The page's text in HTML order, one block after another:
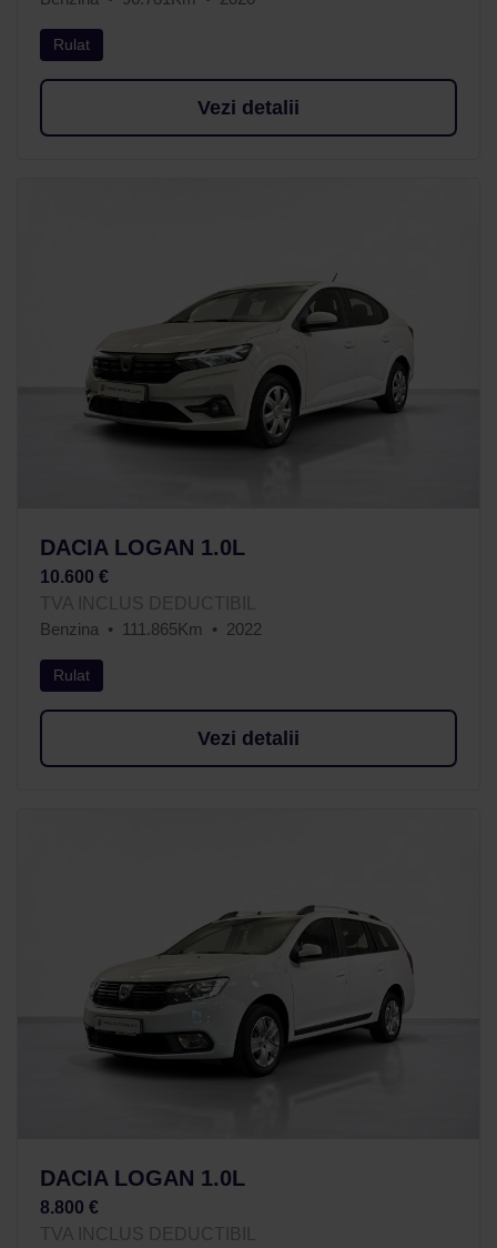
Rulat
Vezi detalii
DACIA LOGAN 1.0L
10.600 €
TVA INCLUS DEDUCTIBIL
Benzina
111.865Km 2022
Rulat
Vezi detalii
DACIA LOGAN 1.0L
8.800 €
TVA INCLUS DEDUCTIBIL